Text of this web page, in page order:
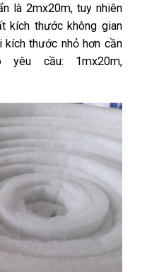
là 2mx20m, tuy nhiên
kích thước không gian
thước nhỏ hơn cần
yêu cầu: 1mx20m,